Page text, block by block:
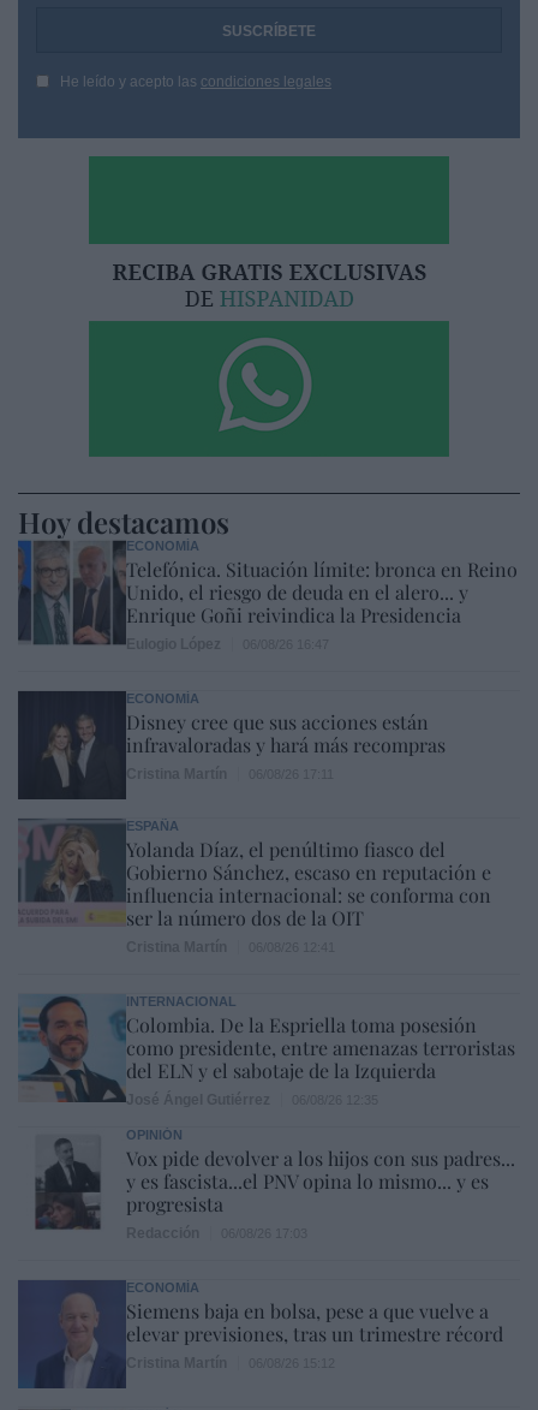
He leído y acepto las condiciones legales
Hoy destacamos
ECONOMÍA
Telefónica. Situación límite: bronca en Reino
Unido, el riesgo de deuda en el alero... y
Enrique Goñi reivindica la Presidencia
ECONOMÍA
Disney cree que sus acciones están
infravaloradas y hará más recompras
ESPAÑA
Yolanda Díaz, el penúltimo fiasco del
Gobierno Sánchez, escaso en reputación e
influencia internacional: se conforma con
ser la número dos de la OIT
INTERNACIONAL
Colombia. De la Espriella toma posesión
como presidente, entre amenazas terroristas
del ELN y el sabotaje de la Izquierda
OPINIÓN
Vox pide devolver a los hijos con sus padres...
y es fascista...el PNV opina lo mismo... y es
progresista
ECONOMÍA
Siemens baja en bolsa, pese a que vuelve a
elevar previsiones, tras un trimestre récord